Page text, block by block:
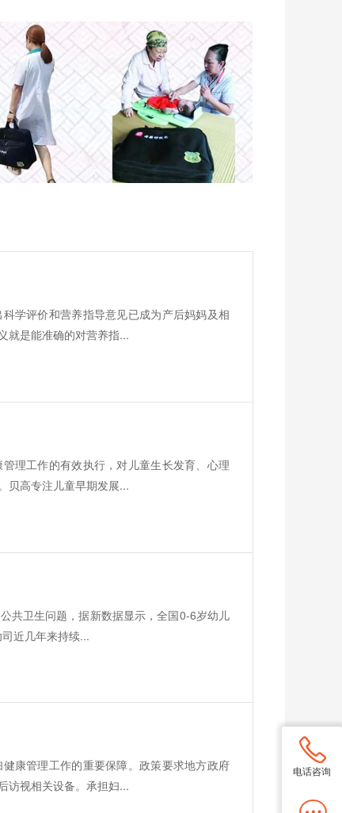
学评价和营养指导意见已成为产后妈妈及相
就是能准确的对营养指...
理工作的有效执行，对儿童生长发育、心理
贝高专注儿童早期发展...
共卫生问题，据新数据显示，全国0-6岁幼儿
近几年来持续...
康管理工作的重要保障。政策要求地方政府
访视相关设备。承担妇...
电话咨询